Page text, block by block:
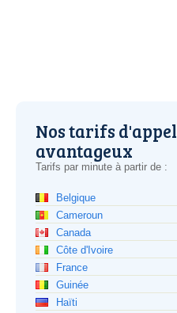
Nos tarifs d'appel
avantageux
Tarifs par minute à partir de :
Belgique
Cameroun
Canada
Côte d'Ivoire
France
Guinée
Haïti